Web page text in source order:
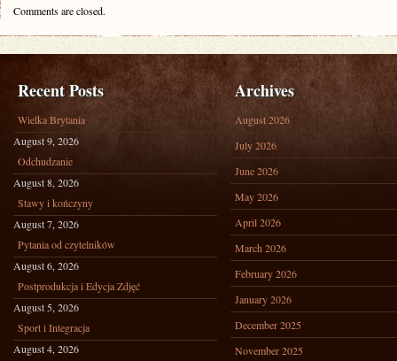
Comments are closed.
Recent Posts
Wielka Brytania
August 9, 2026
Odchudzanie
August 8, 2026
Stawy i kończyny
August 7, 2026
Pytania od czytelników
August 6, 2026
Postprodukcja i Edycja Zdjęć
August 5, 2026
Sport i Integracja
August 4, 2026
Archives
August 2026
July 2026
June 2026
May 2026
April 2026
March 2026
February 2026
January 2026
December 2025
November 2025